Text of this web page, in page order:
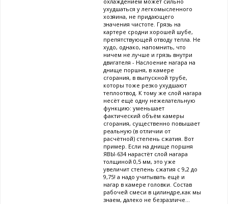
ухудшаться у легкомысленного
хозяина, не придающего
значения чистоте. Грязь на
картере сродни хорошей шубе,
препятствующей отводу тепла. Не
худо, однако, напомнить, что
ничем не лучше и грязь внутри
двигателя - Наслоение нагара на
днище поршня, в камере
сгорания, в выпускной трубе,
которы тоже резко ухудшают
теплоотвод. К тому же слой нагара
несёт ещё одну нежелательную
функцию: уменьшает
фактический объём камеры
сгорания, существенно повышает
реальную (в отличии от
расчётной) степень сжатия. Вот
пример. Если на днище поршня
ЯВЫ-634 нарастёт слой нагара
толщиной 0,5 мм, это уже
увеличит степень сжатия с 9,2 до
9,75! а надо учитывать ещё и
нагар в камере головки. Состав
рабочей смеси в цилиндре,как мы
знаем, далеко не безразличе...